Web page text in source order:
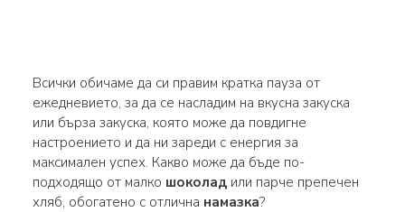
Всички обичаме да си правим кратка пауза от
ежедневието, за да се насладим на вкусна закуска
или бърза закуска, която може да повдигне
настроението и да ни зареди с енергия за
максимален успех. Какво може да бъде по-
подходящо от малко шоколадили парче препечен
хляб, обогатено с отлична намазка?